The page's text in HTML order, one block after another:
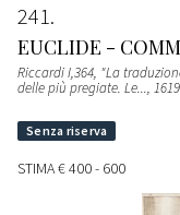
241
EUCLIDE -
Riccardi I,364, "La
delle più pregiate. Le..., 1619
STIMA€ 400 - 600